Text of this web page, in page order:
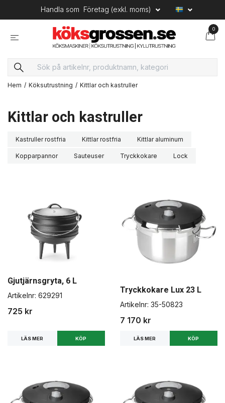
Handla som Företag (exkl. moms)
0
Hem Köksutrustning Kittlar och kastruller
Kittlar och kastruller
Kastruller rostfria Kittlar rostfria Kittlar aluminum
Kopparpannor Sauteuser Tryckkokare Lock
Gjutjärnsgryta, 6 L
Artikelnr: 629291
725 kr
LÄS MER
Tryckkokare Lux 23 L
Artikelnr: 35-50823
7 170 kr
LÄS MER